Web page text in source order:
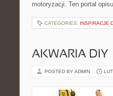
motoryzacji. Ten portal
CATEGORIES: INSPIRACJE
AKWARIA DIY
POSTED BY ADMIN